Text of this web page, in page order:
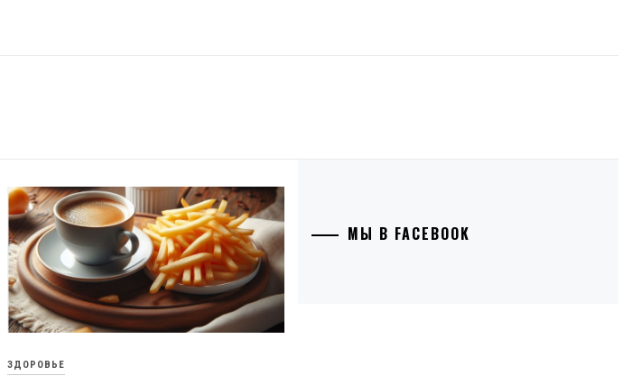
ЗДОРОВЬЕ
МЫ В FACEBOOK